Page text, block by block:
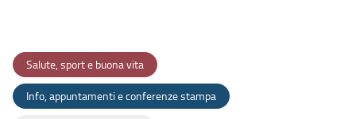
Salute, sport e buona vita
Info, appuntamenti e conferenze stampa